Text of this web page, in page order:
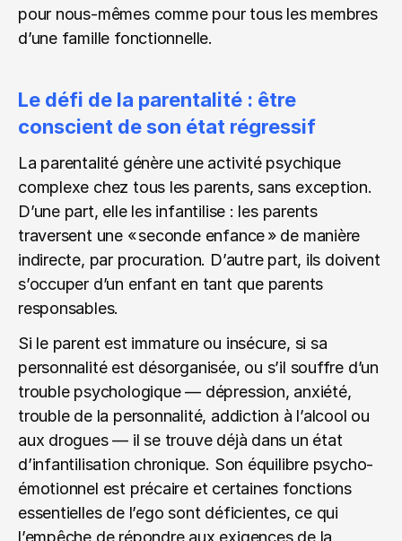
pour nous-mêmes comme pour tous les membres
d’une famille fonctionnelle.
Le défi de la parentalité : être
conscient de son état régressif
La parentalité génère une activité psychique
complexe chez tous les parents, sans exception.
D’une part, elle les infantilise : les parents
traversent une « seconde enfance » de manière
indirecte, par procuration. D’autre part, ils doivent
s’occuper d’un enfant en tant que parents
responsables.
Si le parent est immature ou insécure, si sa
personnalité est désorganisée, ou s’il souffre d’un
trouble psychologique — dépression, anxiété,
trouble de la personnalité, addiction à l’alcool ou
aux drogues — il se trouve déjà dans un état
d’infantilisation chronique. Son équilibre psycho-
émotionnel est précaire et certaines fonctions
essentielles de l’ego sont déficientes, ce qui
l’empêche de répondre aux exigences de la